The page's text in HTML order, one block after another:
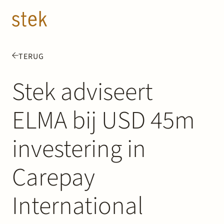
TERUG
Stek adviseert
ELMA bij USD 45m
investering in
Carepay
International
Mensen
Expertise
Over ons
Track record
News & Insights
Contact